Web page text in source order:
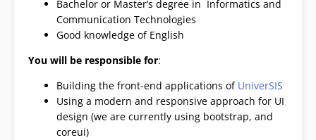
Bachelor or Master’s degree in Informatics and
Communication Technologies
Good knowledge of English
You will be responsible for:
Building the front-end applications of UniverSIS
Using a modern and responsive approach for UI
design (we are currently using bootstrap, and
coreui)